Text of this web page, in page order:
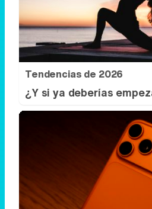
Tendencias de 2026
¿Y si ya deberías